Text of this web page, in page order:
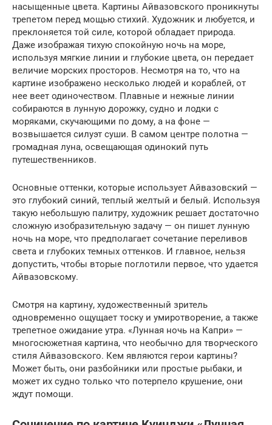
насыщенные цвета. Картины Айвазовского проникнуты
трепетом перед мощью стихий. Художник и любуется, и
преклоняется той силе, которой обладает природа.
Даже изображая тихую спокойную ночь на море,
используя мягкие линии и глубокие цвета, он передает
величие морских просторов. Несмотря на то, что на
картине изображено несколько людей и кораблей, от
нее веет одиночеством. Плавные и нежные линии
собираются в лунную дорожку, судно и лодки с
моряками, скучающими по дому, а на фоне —
возвышается силуэт суши. В самом центре полотна —
громадная луна, освещающая одинокий путь
путешественников.
Основные оттенки, которые использует Айвазовский —
это глубокий синий, теплый желтый и белый. Используя
такую небольшую палитру, художник решает достаточно
сложную изобразительную задачу — он пишет лунную
ночь на море, что предполагает сочетание переливов
света и глубоких темных оттенков. И главное, нельзя
допустить, чтобы вторые поглотили первое, что удается
Айвазовскому.
Смотря на картину, художественный зритель
одновременно ощущает тоску и умиротворение, а также
трепетное ожидание утра. «Лунная ночь на Капри» —
многосюжетная картина, что необычно для творческого
стиля Айвазовского. Кем являются герои картины?
Может быть, они разбойники или простые рыбаки, и
может их судно только что потерпело крушение, они
ждут помощи.